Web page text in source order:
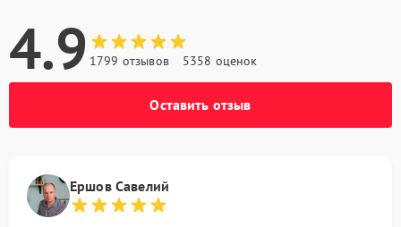
4.9 1799 отзывов 5358 оценок
Оставить отзыв
Ершов Савелий